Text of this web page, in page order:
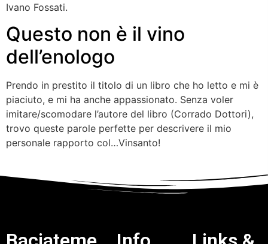
Ivano Fossati.
Questo non è il vino
dell’enologo
Prendo in prestito il titolo di un libro che ho letto e mi è
piaciuto, e mi ha anche appassionato. Senza voler
imitare/scomodare l’autore del libro (Corrado Dottori),
trovo queste parole perfette per descrivere il mio
personale rapporto col…Vinsanto!